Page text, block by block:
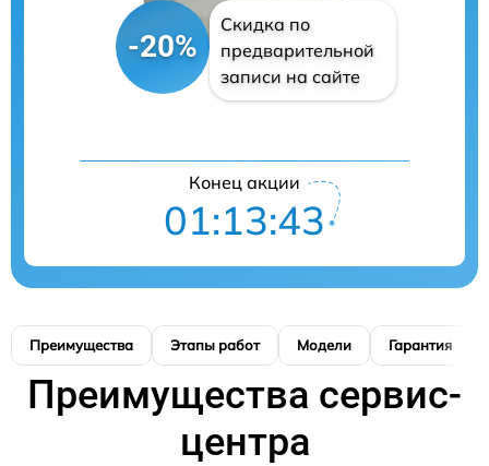
-20%
Скидка по
предварительной
записи на сайте
Конец акции
01:13:42
Преимущества Этапы работ Модели Гарантия
Преимущества сервис-
центра